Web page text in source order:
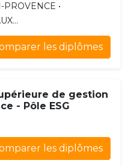
•
les diplômes
de gestion
- Pôle ESG
les diplômes